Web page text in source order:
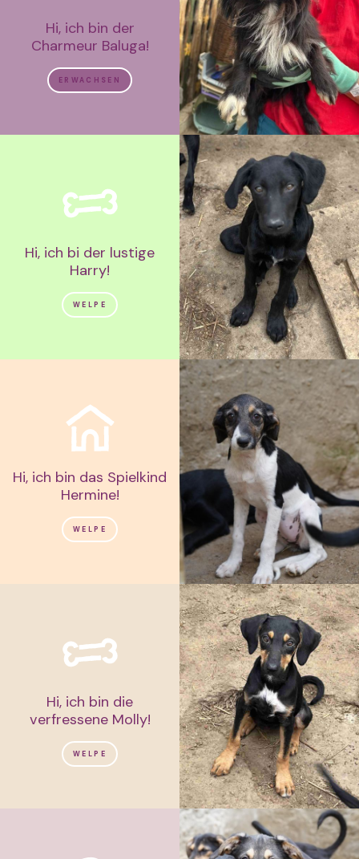
Hi, ich bin der
Charmeur Baluga!
ERWACHSEN
Hi, ich bi der lustige
Harry!
WELPE
Hi, ich bin das Spielkind
Hermine!
WELPE
Hi, ich bin die
verfressene Molly!
WELPE